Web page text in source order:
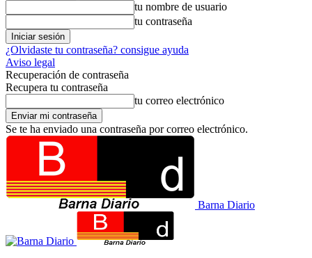
tu nombre de usuario
tu contraseña
¿Olvidaste tu contraseña? consigue ayuda
Aviso legal
Recuperación de contraseña
Recupera tu contraseña
tu correo electrónico
Se te ha enviado una contraseña por correo electrónico.
Barna Diario